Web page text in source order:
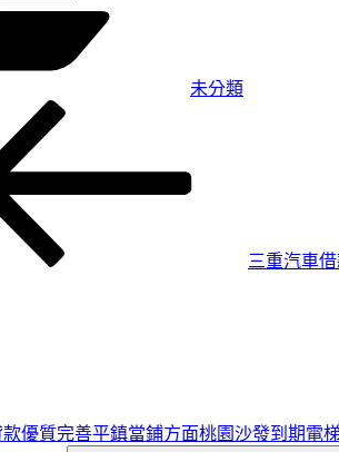
未分類
三重汽車
優質完善平鎮當鋪方面桃園沙發到期電